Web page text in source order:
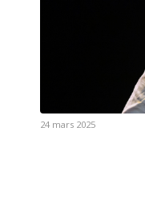
24 mars 2025